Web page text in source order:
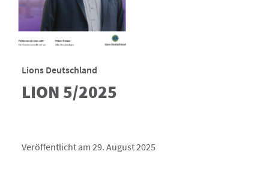
Lions Deutschland
LION 5/2025
Veröffentlicht am 29. August 2025